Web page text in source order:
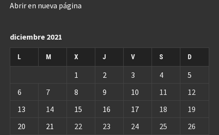
Abrir en nueva página
diciembre 2021
L M X J V S D
1 2 3 4
5
6
7 8 9 10 11
12
13
14 15 16 17 18
19
20
21 22 23 24 25 26